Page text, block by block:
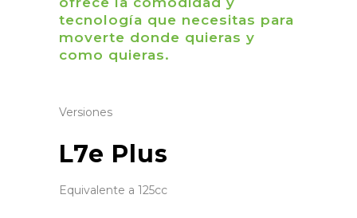
tecnología que necesitas para
moverte donde quieras y
como quieras.
Versiones
L7e Plus
Equivalente a 125cc